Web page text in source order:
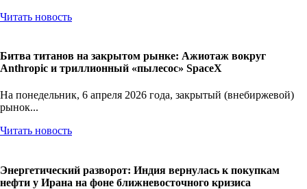
Читать новость
Битва титанов на закрытом рынке: Ажиотаж вокруг
Anthropic и триллионный «пылесос» SpaceX
На понедельник, 6 апреля 2026 года, закрытый (внебиржевой)
рынок...
Читать новость
Энергетический разворот: Индия вернулась к покупкам
нефти у Ирана на фоне ближневосточного кризиса